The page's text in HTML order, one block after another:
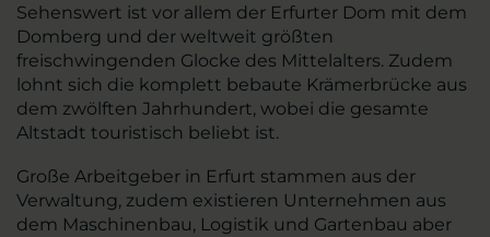
Sehenswert ist vor allem der Erfurter Dom mit dem
Domberg und der weltweit größten
freischwingenden Glocke des Mittelalters. Zudem
lohnt sich die komplett bebaute Krämerbrücke aus
dem zwölften Jahrhundert, wobei die gesamte
Altstadt touristisch beliebt ist.
Große Arbeitgeber in Erfurt stammen aus der
Verwaltung, zudem existieren Unternehmen aus
dem Maschinenbau, Logistik und Gartenbau aber